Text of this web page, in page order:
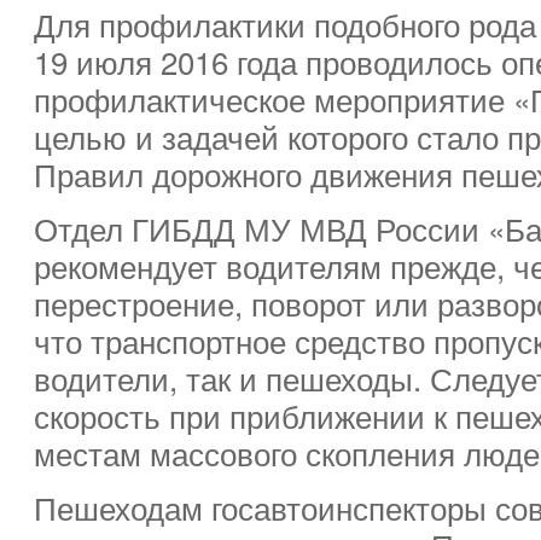
Для профилактики подобного
19 июля 2016 года проводилось
профилактическое мероприятие
целью и задачей которого стало
Правил дорожного движения
Отдел ГИБДД МУ МВД России
рекомендует водителям прежде,
перестроение, поворот или
что транспортное средство
водители, так и пешеходы.
скорость при приближении к
местам массового скопления
Пешеходам госавтоинспекторы